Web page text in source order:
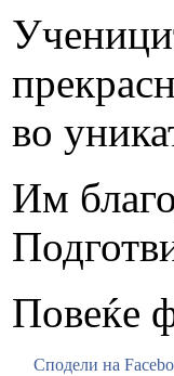
во
Им
Повеќе
Сподели на